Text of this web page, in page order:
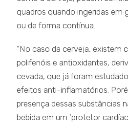
quadros quando ingeridas em
ou de forma contínua.
“No caso da cerveja, existem
polifenóis e antioxidantes,
cevada, que já foram
efeitos anti-inflamatórios.
presença dessas substâncias
bebida em um ‘protetor